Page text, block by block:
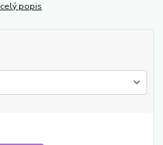
celý popis